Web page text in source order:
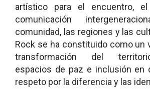
artístico para el encuentro,
comunicación
comunidad, las regiones y las
Rock se ha constituido como un
transformación del
espacios de paz e inclusión en
respeto por la diferencia y las